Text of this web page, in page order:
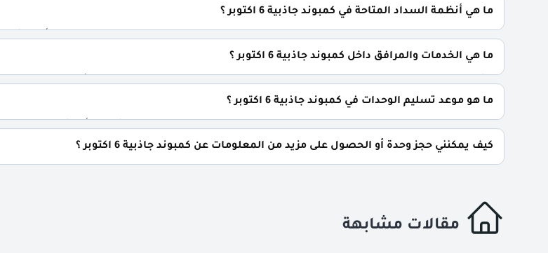
ما هي أنظمة السداد المتاحة في كمبوند جاذبية 6 اكتوبر ؟
ما هي الخدمات والمرافق داخل كمبوند جاذبية 6 اكتوبر ؟
ومول تجاري ضخم ومتكامل.
ما هو موعد تسليم الوحدات في كمبوند جاذبية 6 اكتوبر ؟
العميل.
كيف يمكنني حجز وحدة أو الحصول على مزيد من المعلومات عن كمبوند جاذبية 6 اكتوبر ؟
مقالات مشابهة